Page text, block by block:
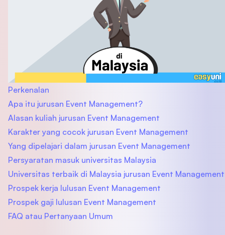
Perkenalan
Apa itu jurusan Event Management?
Alasan kuliah jurusan Event Management
Karakter yang cocok jurusan Event Management
Yang dipelajari dalam jurusan Event Management
Persyaratan masuk universitas Malaysia
Universitas terbaik di Malaysia jurusan Event Management
Prospek kerja lulusan Event Management
Prospek gaji lulusan Event Management
FAQ atau Pertanyaan Umum